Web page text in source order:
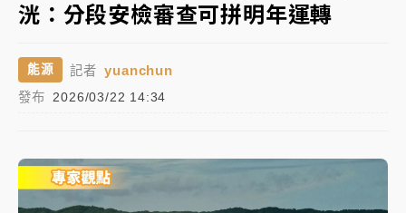
台東農業處長涉圖利渡假村！東檢抗告成功 今重開羈
父親節泡湯了！中颱白海豚雨彈轟3天 「紅到發紫」降
雨熱區曝
女律師陳昱瑄詐慈濟10億！黃金158kg遭查扣畫面曝光
暑假過三周才推「E宿新北打卡趣」！抽獎程序複雜 觀
洸：分段安檢審查可拼明年運轉
能源 記者 yuanchun
發布 2026/03/22 14:34